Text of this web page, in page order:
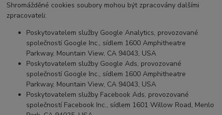
Shromážděné cookies soubory mohou být zpracovány dalšími
zpracovateli:
Poskytovatelem služby Google Analytics, provozované
společností Google Inc., sídlem 1600 Amphitheatre
Parkway, Mountain View, CA 94043, USA
Poskytovatelem služby Google Ads, provozované
společností Google Inc., sídlem 1600 Amphitheatre
Parkway, Mountain View, CA 94043, USA
Poskytovatelem služby Facebook Ads, provozované
společností Facebook Inc., sídlem 1601 Willow Road, Menlo